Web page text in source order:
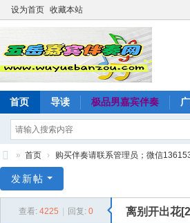
设为首页 收藏本站
首页 导读 极品男嘉宾伴奏
岳
» 首页 › 购买伴奏请联系管理员；微信
发新帖
查看: 4225 回复: 0 离别开出花